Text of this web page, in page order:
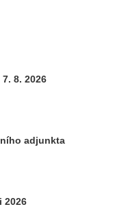
8. 2026
adjunkta
2026